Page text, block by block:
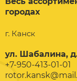
городах
г. Канск
ул. Шабалина,
+7-950-413-01-01